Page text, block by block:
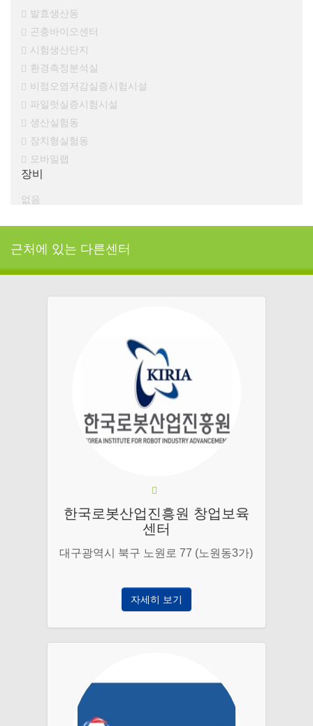
발효생산동
곤충바이오센터
시험생산단지
환경측정분석실
비점오염저감실증시험시설
파일럿실증시험시설
생산실험동
장치형실험동
모바일랩
장비
없음
근처에 있는 다른센터
한국로봇산업진흥원 창업보육
센터
대구광역시 북구 노원로 77 (노원동3가)
자세히 보기